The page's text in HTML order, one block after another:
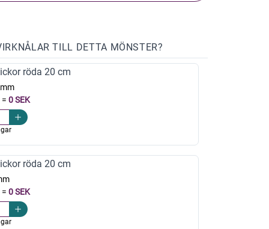
TILL DETTA MÖNSTER?
röda 20 cm
= 0 SEK
röda 20 cm
= 0 SEK